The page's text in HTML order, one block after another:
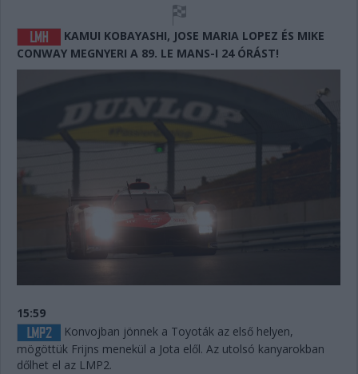
KAMUI KOBAYASHI, JOSE MARIA LOPEZ ÉS MIKE
CONWAY MEGNYERI A 89. LE MANS-I 24 ÓRÁST!
15:59
Konvojban jönnek a Toyoták az első helyen,
mögöttük Frijns menekül a Jota elől. Az utolsó kanyarokban
dőlhet el az LMP2.